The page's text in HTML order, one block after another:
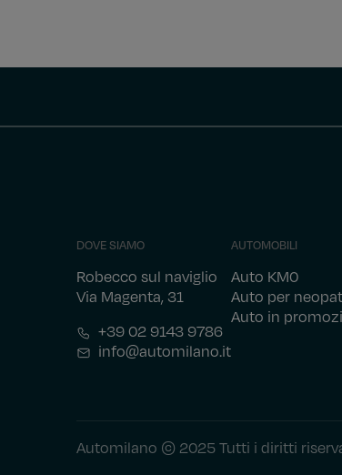
DOVE SIAMO
Robecco sul naviglio
Via Magenta, 31
+39 02 9143 9786
info@automilano.it
AUTOMOBILI
Auto KM0
Auto per
Auto in
Automilano © 2025 Tutti i diritti